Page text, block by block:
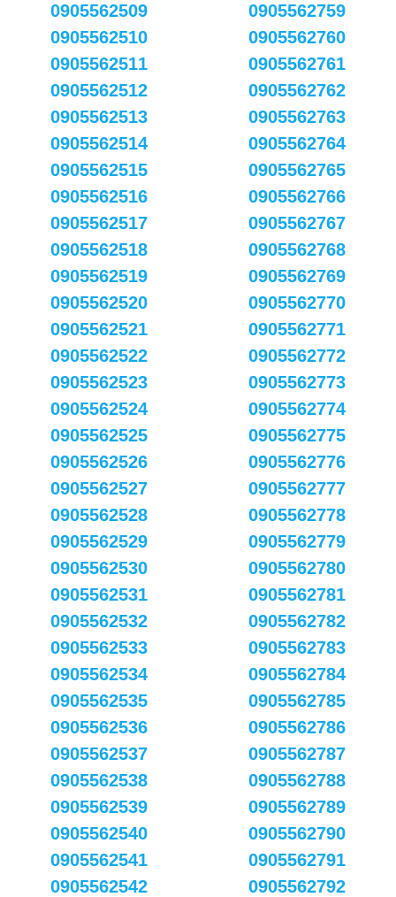
0905562509
0905562510
0905562511
0905562512
0905562513
0905562514
0905562515
0905562516
0905562517
0905562518
0905562519
0905562520
0905562521
0905562522
0905562523
0905562524
0905562525
0905562526
0905562527
0905562528
0905562529
0905562530
0905562531
0905562532
0905562533
0905562534
0905562535
0905562536
0905562537
0905562538
0905562539
0905562540
0905562541
0905562542
0905562759
0905562760
0905562761
0905562762
0905562763
0905562764
0905562765
0905562766
0905562767
0905562768
0905562769
0905562770
0905562771
0905562772
0905562773
0905562774
0905562775
0905562776
0905562777
0905562778
0905562779
0905562780
0905562781
0905562782
0905562783
0905562784
0905562785
0905562786
0905562787
0905562788
0905562789
0905562790
0905562791
0905562792